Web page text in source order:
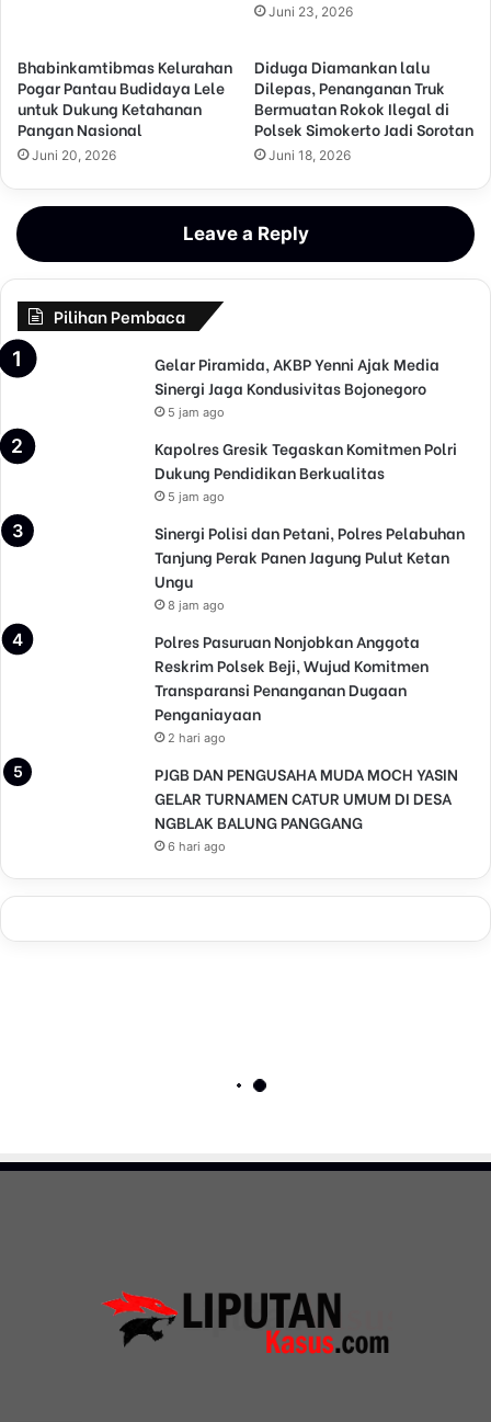
Juni 23, 2026
Bhabinkamtibmas Kelurahan
Pogar Pantau Budidaya Lele
untuk Dukung Ketahanan
Pangan Nasional
Juni 20, 2026
Diduga Diamankan lalu
Dilepas, Penanganan Truk
Bermuatan Rokok Ilegal di
Polsek Simokerto Jadi Sorotan
Juni 18, 2026
Leave a Reply
Pilihan Pembaca
Gelar Piramida, AKBP Yenni Ajak Media
Sinergi Jaga Kondusivitas Bojonegoro
5 jam ago
Kapolres Gresik Tegaskan Komitmen Polri
Dukung Pendidikan Berkualitas
5 jam ago
Sinergi Polisi dan Petani, Polres Pelabuhan
Tanjung Perak Panen Jagung Pulut Ketan
Ungu
8 jam ago
Polres Pasuruan Nonjobkan Anggota
Reskrim Polsek Beji, Wujud Komitmen
Transparansi Penanganan Dugaan
Penganiayaan
2 hari ago
PJGB DAN PENGUSAHA MUDA MOCH YASIN
GELAR TURNAMEN CATUR UMUM DI DESA
NGBLAK BALUNG PANGGANG
6 hari ago